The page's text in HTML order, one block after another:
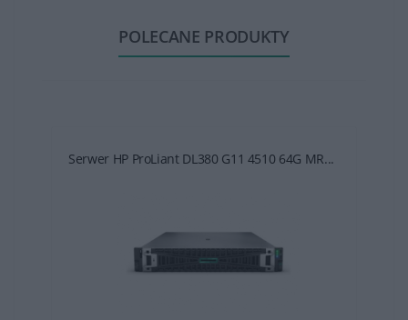
POLECANE PRODUKTY
Serwer HP ProLiant DL380 G11 4510 64G MR...